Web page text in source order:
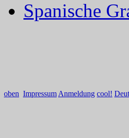
Spanische
oben Impressum Anmeldung cool!